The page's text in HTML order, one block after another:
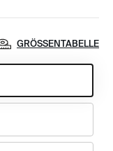
GRÖSSENTABELLE